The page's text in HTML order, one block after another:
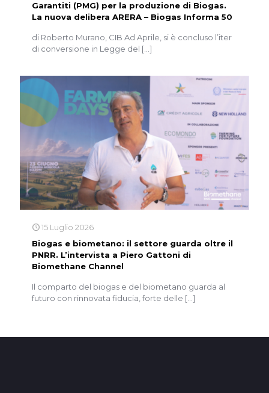
Garantiti (PMG) per la produzione di Biogas.
La nuova delibera ARERA – Biogas Informa 50
di Roberto Murano, CIB Ad Aprile, si è concluso l’iter
di conversione in Legge del […]
15 Luglio 2026
Biogas e biometano: il settore guarda oltre il
PNRR. L’intervista a Piero Gattoni di
Biomethane Channel
Il comparto del biogas e del biometano guarda al
futuro con rinnovata fiducia, forte delle […]